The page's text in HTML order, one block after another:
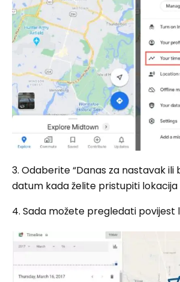
3. Odaberite “Danas za nastavak ili
datum kada želite pristupiti lokacija
4. Sada možete pregledati povijest